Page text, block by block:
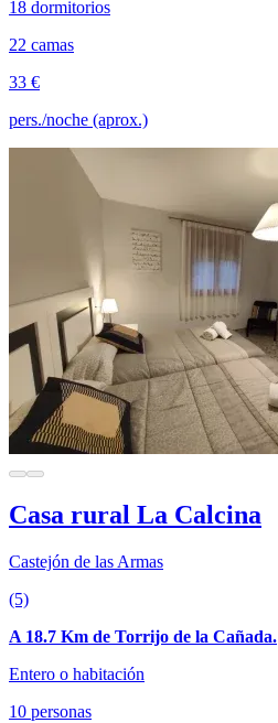
18 dormitorios
22 camas
33 €
pers./noche (aprox.)
Casa rural La Calcina
Castejón de las Armas
(5)
A 18.7 Km de Torrijo de la Cañada.
Entero o habitación
10 personas